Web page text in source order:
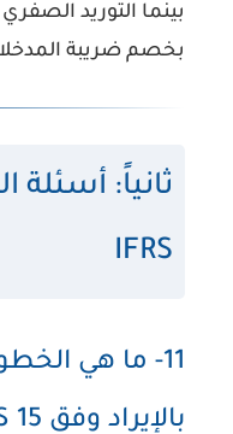
بخصم ضريبة
ثانياً: أسئلة
IFRS
11- ما هي
بالإيراد وفق IFRS 15؟